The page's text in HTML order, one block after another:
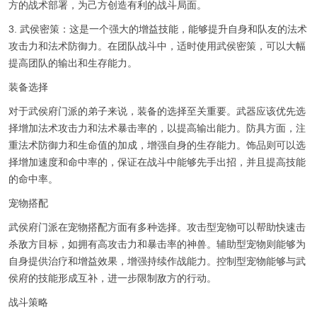
方的战术部署，为己方创造有利的战斗局面。
3. 武侯密策：这是一个强大的增益技能，能够提升自身和队友的法术
攻击力和法术防御力。在团队战斗中，适时使用武侯密策，可以大幅
提高团队的输出和生存能力。
装备选择
对于武侯府门派的弟子来说，装备的选择至关重要。武器应该优先选
择增加法术攻击力和法术暴击率的，以提高输出能力。防具方面，注
重法术防御力和生命值的加成，增强自身的生存能力。饰品则可以选
择增加速度和命中率的，保证在战斗中能够先手出招，并且提高技能
的命中率。
宠物搭配
武侯府门派在宠物搭配方面有多种选择。攻击型宠物可以帮助快速击
杀敌方目标，如拥有高攻击力和暴击率的神兽。辅助型宠物则能够为
自身提供治疗和增益效果，增强持续作战能力。控制型宠物能够与武
侯府的技能形成互补，进一步限制敌方的行动。
战斗策略